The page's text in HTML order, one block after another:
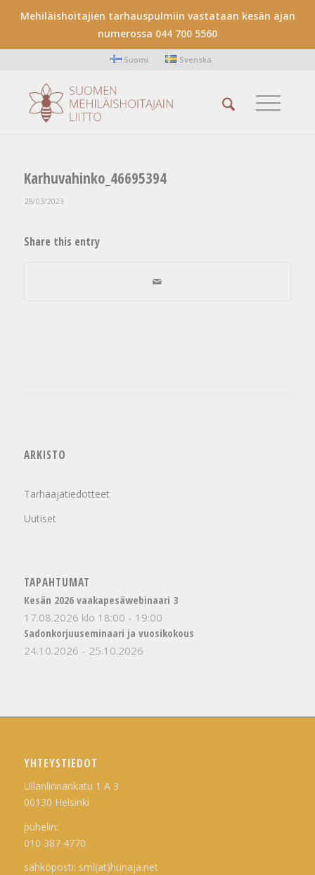
Mehiläishoitajien tarhauspulmiin vastataan kesän ajan
numerossa 044 700 5560
Suomi Svenska
Karhuvahinko_46695394
28/03/2023
Share this entry
ARKISTO
Tarhaajatiedotteet
Uutiset
TAPAHTUMAT
Kesän 2026 vaakapesäwebinaari 3
17.08.2026 klo 18:00 - 19:00
Sadonkorjuuseminaari ja vuosikokous
24.10.2026 - 25.10.2026
YHTEYSTIEDOT
Ullanlinnankatu 1 A 3
00130 Helsinki
puhelin:
010 387 4770
sähköposti: sml(at)hunaja.net